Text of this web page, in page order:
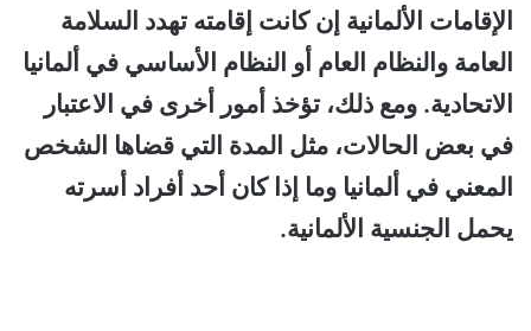
الإقامات الألمانية إن كانت إقامته تهدد السلامة
العامة والنظام العام أو النظام الأساسي في ألمانيا
الاتحادية. ومع ذلك، تؤخذ أمور أخرى في الاعتبار
في بعض الحالات، مثل المدة التي قضاها الشخص
المعني في ألمانيا وما إذا كان أحد أفراد أسرته
يحمل الجنسية الألمانية.